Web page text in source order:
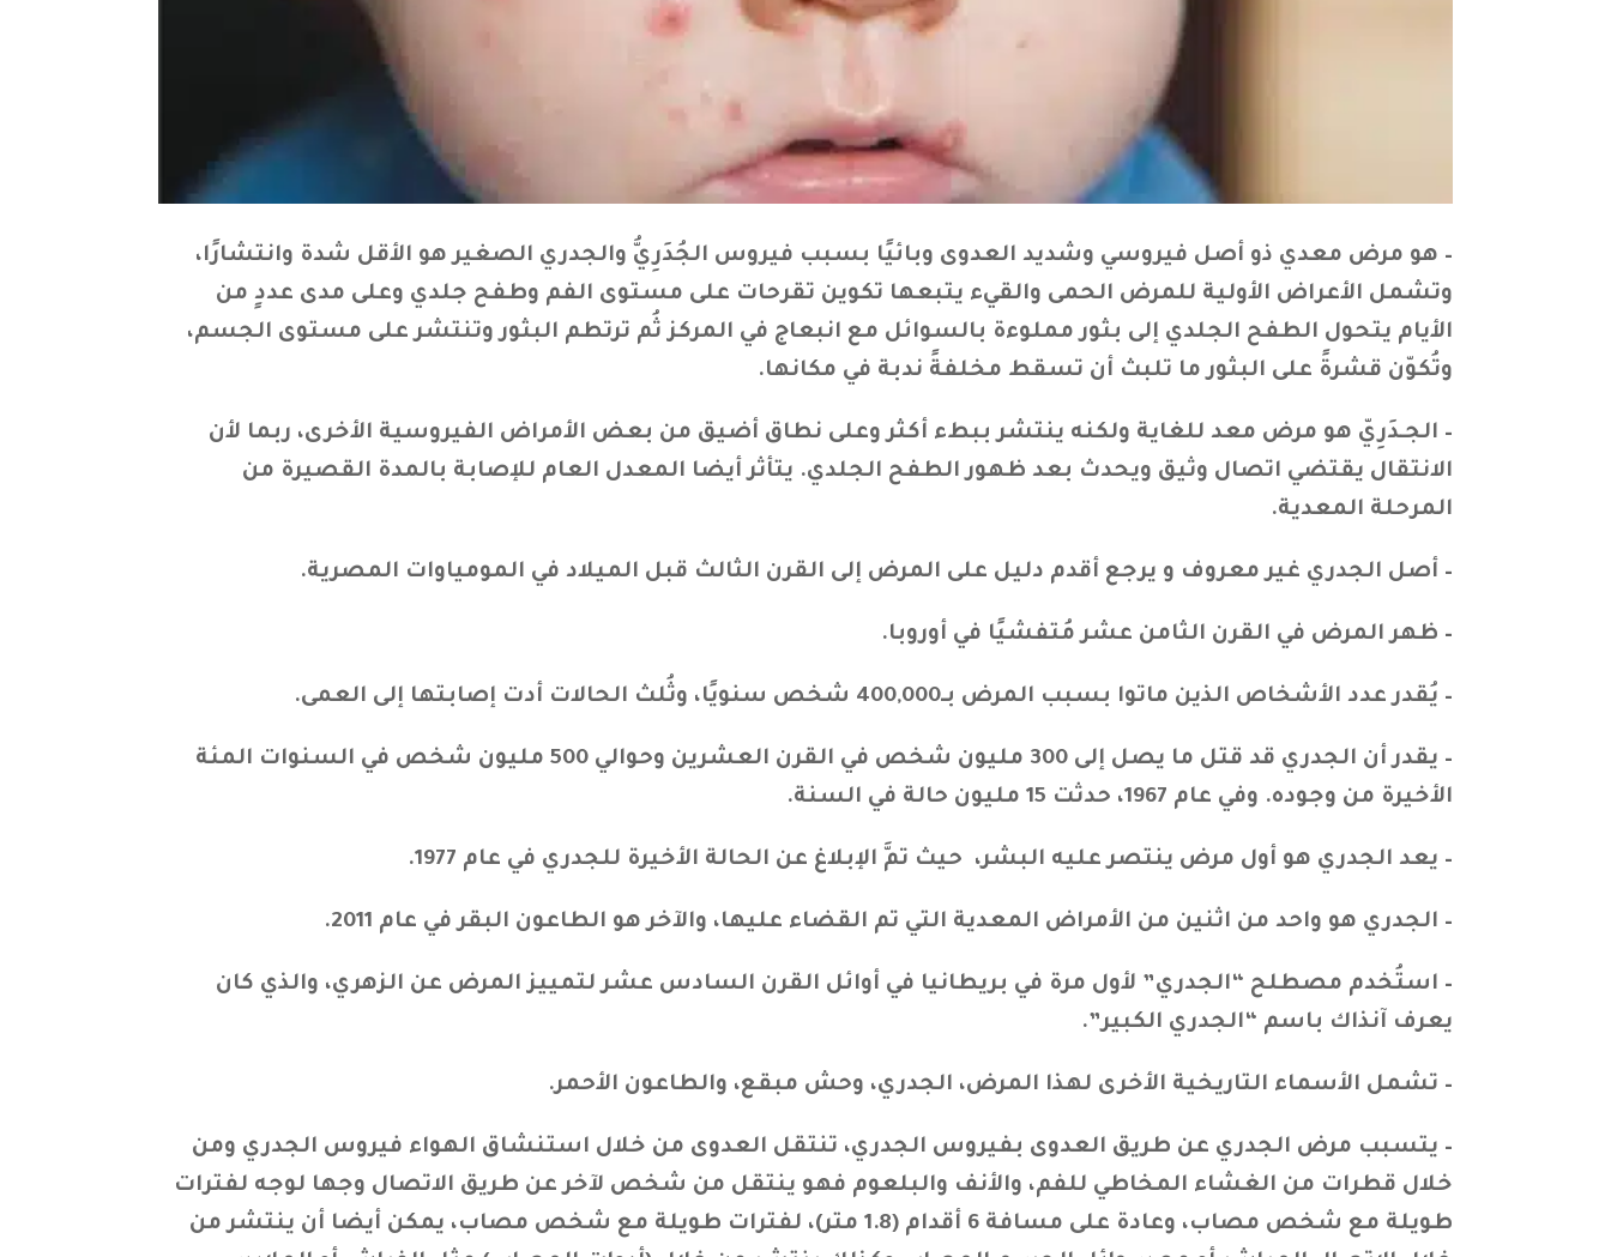
– هو مرض معدي ذو أصل فيروسي وشديد العدوى وبائيًا بسبب فيروس الجُدَرِيُّ والجدري الصغير هو الأقل شدة وانتشارًا،
وتشمل الأعراض الأولية للمرض الحمى والقيء يتبعها تكوين تقرحات على مستوى الفم وطفح جلدي وعلى مدى عددٍ من
الأيام يتحول الطفح الجلدي إلى بثور مملوءة بالسوائل مع انبعاج في المركز ثُم ترتطم البثور وتنتشر على مستوى الجسم،
وتُكوّن قشرةً على البثور ما تلبث أن تسقط مخلفةً ندبة في مكانها.
– الجـدَرِيّ هو مرض معد للغاية ولكنه ينتشر ببطء أكثر وعلى نطاق أضيق من بعض الأمراض الفيروسية الأخرى، ربما لأن
الانتقال يقتضي اتصال وثيق ويحدث بعد ظهور الطفح الجلدي. يتأثر أيضا المعدل العام للإصابة بالمدة القصيرة من
المرحلة المعدية.
– أصل الجدري غير معروف و يرجع أقدم دليل على المرض إلى القرن الثالث قبل الميلاد في المومياوات المصرية.
– ظهر المرض في القرن الثامن عشر مُتفشيًا في أوروبا.
– يُقدر عدد الأشخاص الذين ماتوا بسبب المرض بـ400,000 شخص سنويًا، وثُلث الحالات أدت إصابتها إلى العمى.
– يقدر أن الجدري قد قتل ما يصل إلى 300 مليون شخص في القرن العشرين وحوالي 500 مليون شخص في السنوات المئة
الأخيرة من وجوده. وفي عام 1967، حدثت 15 مليون حالة في السنة.
– يعد الجدري هو أول مرض ينتصر عليه البشر، حيث تمَّ الإبلاغ عن الحالة الأخيرة للجدري في عام 1977.
– الجدري هو واحد من اثنين من الأمراض المعدية التي تم القضاء عليها، والآخر هو الطاعون البقر في عام 2011.
– استُخدم مصطلح “الجدري” لأول مرة في بريطانيا في أوائل القرن السادس عشر لتمييز المرض عن الزهري، والذي كان
يعرف آنذاك باسم “الجدري الكبير”.
– تشمل الأسماء التاريخية الأخرى لهذا المرض، الجدري، وحش مبقع، والطاعون الأحمر.
– يتسبب مرض الجدري عن طريق العدوى بفيروس الجدري، تنتقل العدوى من خلال استنشاق الهواء فيروس الجدري ومن
خلال قطرات من الغشاء المخاطي للفم، والأنف والبلعوم فهو ينتقل من شخص لآخر عن طريق الاتصال وجها لوجه لفترات
طويلة مع شخص مصاب، وعادة على مسافة 6 أقدام (1.8 متر)، لفترات طويلة مع شخص مصاب، يمكن أيضا أن ينتشر من